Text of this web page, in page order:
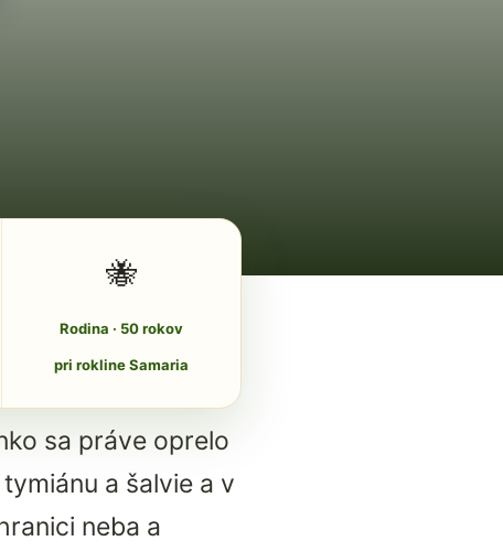
🐝
Rodina · 50 rokov
pri rokline Samaria
sa práve oprelo
a šalvie a v
neba a